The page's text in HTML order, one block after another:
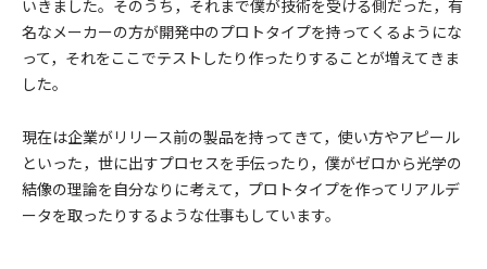
いきました。そのうち，それまで僕が技術を受ける側だった，有
名なメーカーの方が開発中のプロトタイプを持ってくるようにな
って，それをここでテストしたり作ったりすることが増えてきま
した。
現在は企業がリリース前の製品を持ってきて，使い方やアピール
といった，世に出すプロセスを手伝ったり，僕がゼロから光学の
結像の理論を自分なりに考えて，プロトタイプを作ってリアルデ
ータを取ったりするような仕事もしています。